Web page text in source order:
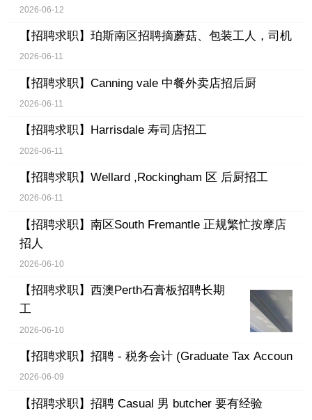
2026-06-12
【招聘求职】 珀斯南区招聘摘蘑菇、包装工人，司机
2026-06-11
【招聘求职】 Canning vale 中餐外卖店招后厨
2026-06-11
【招聘求职】 Harrisdale 寿司店招工
2026-06-11
【招聘求职】 Wellard ,Rockingham 区 后厨招工
2026-06-11
【招聘求职】 南区South Fremantle 正规繁忙按摩店
招人
2026-06-10
【招聘求职】 西澳Perth石膏板招聘长期
工
2026-06-10
【招聘求职】 招聘 - 税务会计 (Graduate Tax Accoun
2026-06-09
【招聘求职】 招聘 Casual 男 butcher 要有经验